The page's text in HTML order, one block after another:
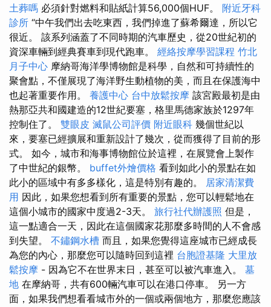
土葬嗎 必須針對燃料和貼紙計算56,000個HUF。 附近牙科
診所 “中午我們出去吃東西，我們掉進了蘇希爾達，所以它
很近。 該系列涵蓋了不同時期的汽車歷史，從20世紀初的
資深車輛到經典賽車到現代跑車。 經絡按摩學習課程 竹北
月子中心 摩納哥海洋學博物館是科學，自然和可持續性的
聚會點，不僅展現了海洋野生動植物的美，而且在保護海中
也起著重要作用。 養護中心 台中放鬆按摩 該宮殿最初是由
熱那亞共和國建造的12世紀要塞，格里馬德家族於1297年
控制住了。 雙眼皮 滅鼠公司評價 附近眼科 幾個世紀以
來，要塞已經擴展和重新設計了幾次，從而獲得了目前的形
式。 如今，城市和海事博物館位於這裡，在展覽會上製作
了中世紀的銀幣。 buffet外燴價格 看到如此小的景點在如
此小的區域中有多多樣化，這是特別有趣的。 居家清潔費
用 因此，如果您想看到所有重要的景點，您可以輕鬆地在
這個小城市的國家中度過2-3天。 旅行社代辦護照 但是，
這一點適合一天，因此在這個國家花那麼多時間的人不會感
到失望。 不鏽鋼水槽 而且，如果您覺得這座城市已經成長
為您的內心，那麼您可以隨時回到這裡 台胞證基隆 大里放
鬆按摩 - 因為它不在世界末日，甚至可以被汽車進入。 墓
地 在摩納哥，共有600輛汽車可以在港口停車。 另一方
面，如果我們想看看城市外的一個或兩個地方，那麼您應該